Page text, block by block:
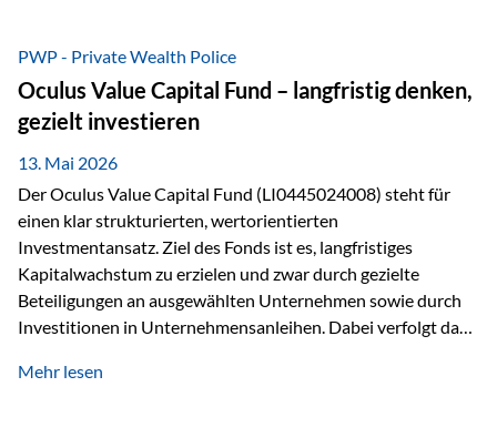
klassischer „Sicherheitsanker“ gilt, bieten Silber, Platin und
Palladium zusätzlich die Chance, von technologischen
Entwicklungen zu profitieren. Die Nachfrage entsteht nicht
nur durch Anleger, sondern vor allem durch die Industrie.
Gerade in…
PWP - Private Wealth Police
Oculus Value Capital Fund – langfristig denken,
gezielt investieren
13. Mai 2026
Der Oculus Value Capital Fund (LI0445024008) steht für
einen klar strukturierten, wertorientierten
Investmentansatz. Ziel des Fonds ist es, langfristiges
Kapitalwachstum zu erzielen und zwar durch gezielte
Beteiligungen an ausgewählten Unternehmen sowie durch
Investitionen in Unternehmensanleihen. Dabei verfolgt das
Marktbewegungen stehen im Fokus, sondern die
Mehr lesen